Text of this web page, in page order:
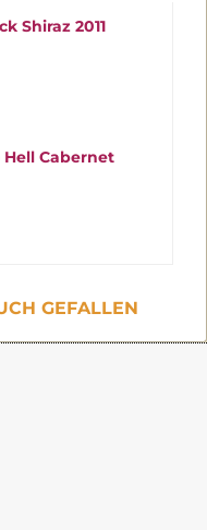
Shiraz 2011
Cabernet
GEFALLEN